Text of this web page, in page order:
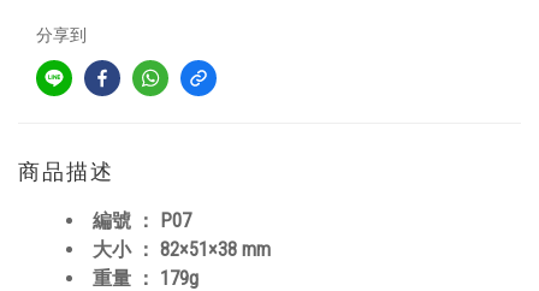
分享到
商品描述
編號 ： P07
大小 ： 82×51×38 mm
重量 ： 179g